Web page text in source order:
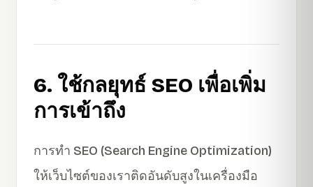
6. ใช้กลยุทธ์ SEO เพื่อเพิ่ม
การเข้าถึง
การทำ SEO (Search Engine Optimization)
ให้เว็บไซต์ของเราติดอันดับสูงในเครื่องมือ